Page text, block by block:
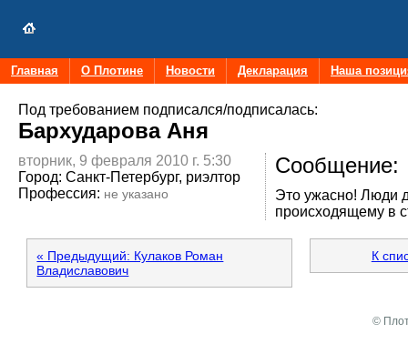
Главная О Плотине Новости Декларация Наша
Под требованием подписался/подписалась:
Бархударова Аня
Сообщение:
Это ужасно! Люди
происходящему в
вторник, 9 февраля 2010 г. 5:30
Город: Санкт-Петербург, риэлтор
Профессия: не указано
« Предыдущий: Кулаков Роман
Владиславович
К
©